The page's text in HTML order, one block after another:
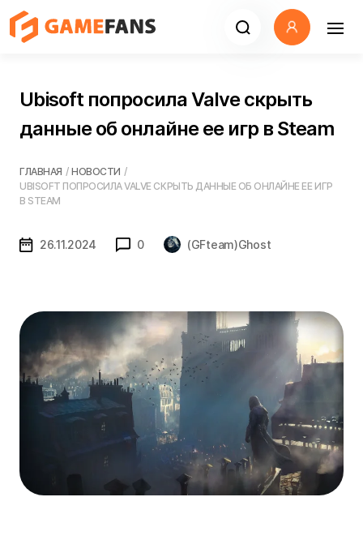
Ubisoft попросила Valve скрыть
данные об онлайне ее игр в Steam
ГЛАВНАЯ / НОВОСТИ /
UBISOFT ПОПРОСИЛА VALVE СКРЫТЬ ДАННЫЕ ОБ ОНЛАЙНЕ ЕЕ ИГР
В STEAM
26.11.2024 0 (GFteam)Ghost